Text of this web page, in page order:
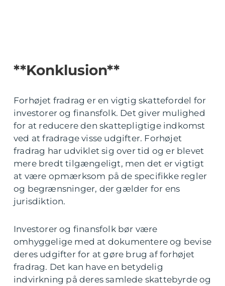
**Konklusion**
Forhøjet fradrag er en vigtig skattefordel for
investorer og finansfolk. Det giver mulighed
for at reducere den skattepligtige indkomst
ved at fradrage visse udgifter. Forhøjet
fradrag har udviklet sig over tid og er blevet
mere bredt tilgængeligt, men det er vigtigt
at være opmærksom på de specifikke regler
og begrænsninger, der gælder for ens
jurisdiktion.
Investorer og finansfolk bør være
omhyggelige med at dokumentere og bevise
deres udgifter for at gøre brug af forhøjet
fradrag. Det kan have en betydelig
indvirkning på deres samlede skattebyrde og